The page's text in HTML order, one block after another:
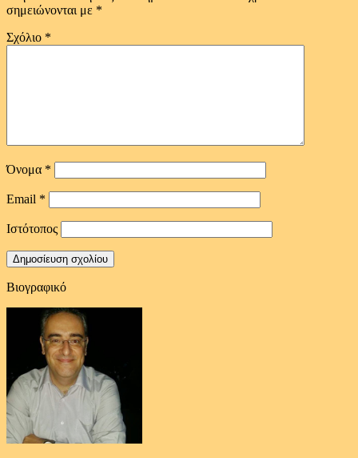
σημειώνονται με *
Σχόλιο *
Όνομα *
Email *
Ιστότοπος
Βιογραφικό